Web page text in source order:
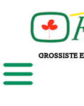
GROSSISTE